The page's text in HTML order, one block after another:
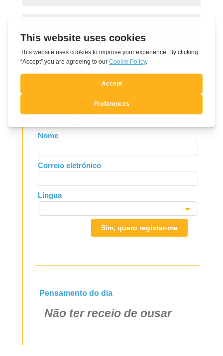
Submit Comment
Subscrever o boletim
Leave
this
field
blank
Nome
Correio eletrónico
Língua
Sim, quero registar-me
Pensamento do dia
Não ter receio de ousar